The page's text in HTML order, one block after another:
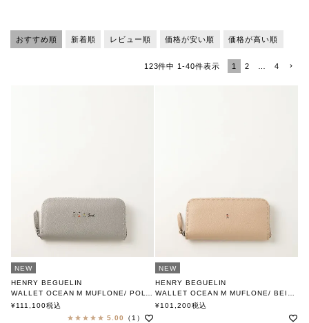
おすすめ順 新着順 レビュー順 価格が安い順 価格が高い順
123件中 1-40件表示 1 2 4
NEW
HENRY BEGUELIN
WALLET OCEAN M MUFLONE/ POLVERE
FAMILY OMINO
¥111,100税込
5.00
（1）
NEW
HENRY BEGUELIN
WALLET OCEAN M MUFLONE/ BEIGE
MULTI OMINO
¥101,200税込